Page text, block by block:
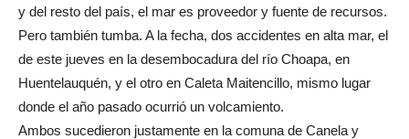
y del resto del país, el mar es proveedor y fuente de recursos.
Pero también tumba. A la fecha, dos accidentes en alta mar, el
de este jueves en la desembocadura del río Choapa, en
Huentelauquén, y el otro en Caleta Maitencillo, mismo lugar
donde el año pasado ocurrió un volcamiento.
Ambos sucedieron justamente en la comuna de Canela y